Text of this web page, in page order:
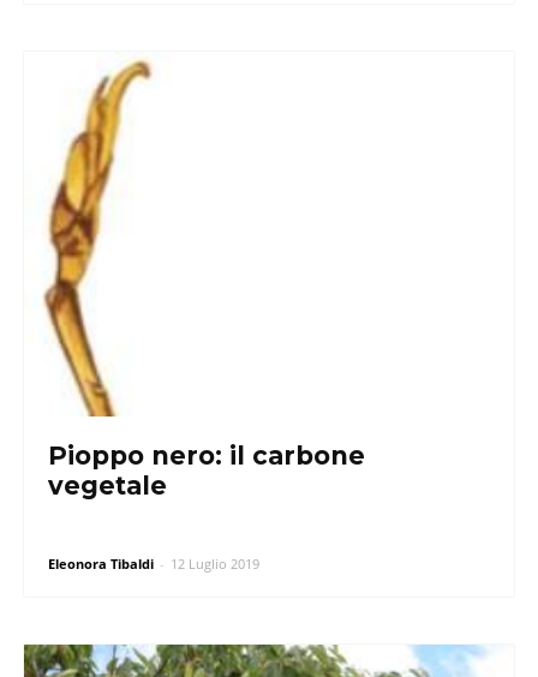
Pioppo nero: il carbone
vegetale
Eleonora Tibaldi - 12 Luglio 2019